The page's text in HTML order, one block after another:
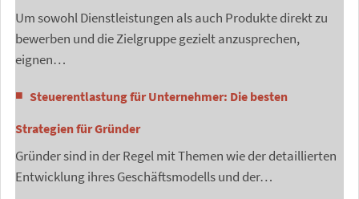
Um sowohl Dienstleistungen als auch Produkte direkt zu
bewerben und die Zielgruppe gezielt anzusprechen,
eignen…
Steuerentlastung für Unternehmer: Die besten
Strategien für Gründer
Gründer sind in der Regel mit Themen wie der detaillierten
Entwicklung ihres Geschäftsmodells und der…